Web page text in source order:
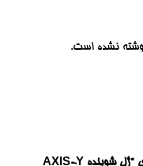
نشده است.
اولین نفری باشید که دیدگاهی را ارسال می کنید برای “ژل شوینده AXIS-Y